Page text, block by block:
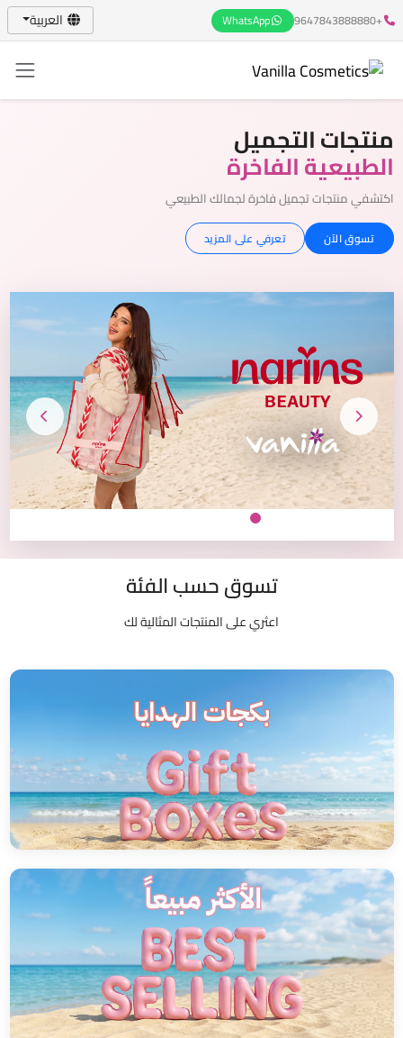
+9647843888880
WhatsApp العربية
منتجات التجميل
الطبيعية الفاخرة
اكتشفي منتجات تجميل فاخرة لجمالك الطبيعي
تسوق الآن تعرفي على المزيد
تسوق حسب الفئة
اعثري على المنتجات المثالية لك